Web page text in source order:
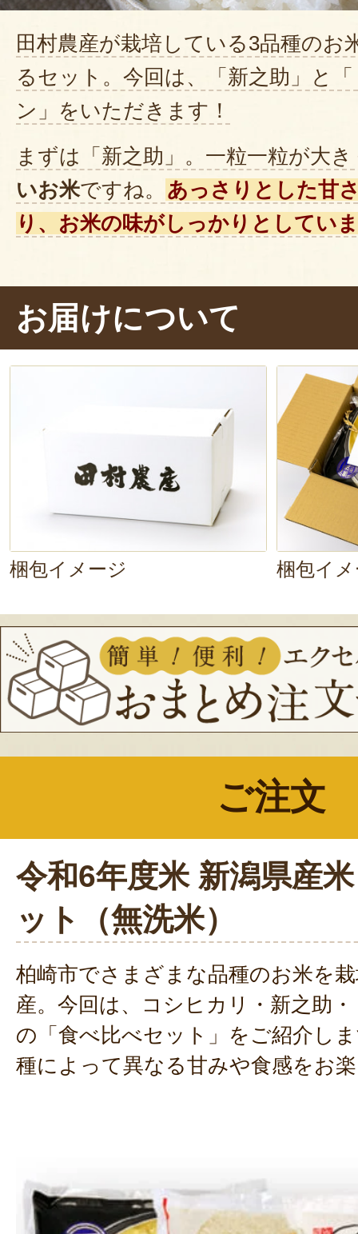
田村農産が栽培している3品種のお
るセット。今回は、「新之助」と
ン」をいただきます！
まずは「新之助」。一粒一粒が大
いお米ですね。
あっさりとした甘
り、お米の味がしっかりとしてい
きれいなお米です。
もちもちとし
ち米に似ています。
噛むほどに
じわと広がります。
同じ柏崎産のお米でも、
品種ごと
県外に住む家族や
にもおすすめですよ。
お届けについて
梱包イメージ 梱包イ
ご注文
令和6年度米 新潟県産
ット（無洗米）
柏崎市でさまざまな品種のお米を
産。今回は、コシヒカリ・新之助
の「食べ比べセット」をご紹介し
種によって異なる甘みや食感をお